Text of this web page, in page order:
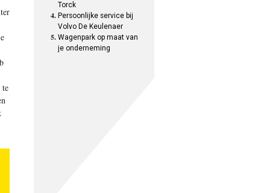
te
Torck
Persoonlijke service bij
Volvo De Keulenaer
Wagenpark op maat van
je onderneming